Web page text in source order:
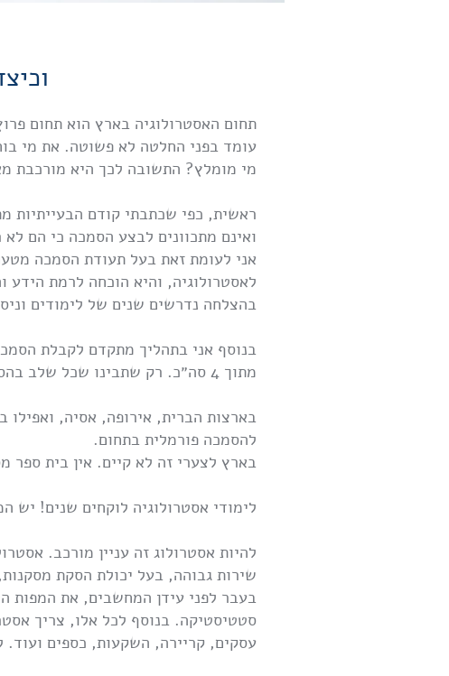
תחום האסטרולוגיה בארץ הוא תחום
עומד בפני החלטה לא פשוטה. את מי
מי מומלץ? התשובה לכך היא מורכבת
ראשית, כפי שכתבתי קודם הבעייתיות
ואינם מתכוונים לבצע הסמכה כי הם
לאסטרולוגיה, והיא הוכחה לרמת הידע
בהצלחה נדרשים שנים של לימודים
מתוך 4 סה״כ. רק שתבינו שכל שלב בהסמכה דורש בקיאות וידע עצומים, וכל מבחן שלב כזה עורך כ-6 שעות באנגלית מלאה.
בארצות הברית, אירופה, אסיה, ואפילו
להסמכה פורמלית בתחום.
בארץ לצערי זה לא קיים. אין בית ספר
לימודי אסטרולוגיה לוקחים שנים!
להיות אסטרולוג זה עניין מורכב.
שירות גבוהה, בעל יכולת הסקת
בעבר לפני עידן המחשבים, את המפות
סטטיסטיקה. בנוסף לכל אלו, צריך
עסקים, קריירה, השקעות, כספים ועוד.